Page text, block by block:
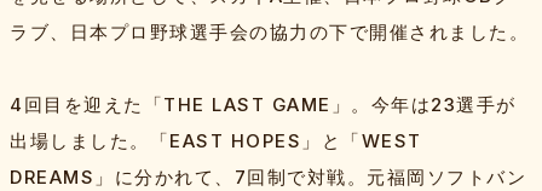
ラブ、日本プロ野球選手会の協力の下で開催されました。
4回目を迎えた「THE LAST GAME」。今年は23選手が
出場しました。「EAST HOPES」と「WEST
DREAMS」に分かれて、7回制で対戦。元福岡ソフトバン